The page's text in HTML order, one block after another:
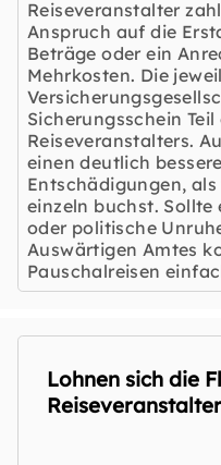
Reiseveranstalter
Anspruch auf die
Beträge oder ein
Mehrkosten. Die
Sicherungsschein
Reiseveranstalters.
einen deutlich
Entschädigungen,
einzeln buchst.
oder politische
Auswärtigen Amtes
Pauschalreisen
Lohnen sich die